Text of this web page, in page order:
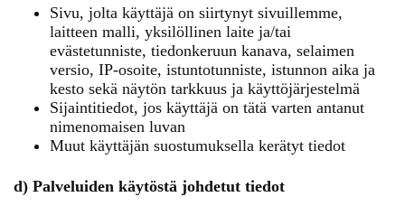
Sivu, jolta käyttäjä on siirtynyt sivuillemme,
laitteen malli, yksilöllinen laite ja/tai
evästetunniste, tiedonkeruun kanava, selaimen
versio, IP-osoite, istuntotunniste, istunnon aika ja
kesto sekä näytön tarkkuus ja käyttöjärjestelmä
Sijaintitiedot, jos käyttäjä on tätä varten antanut
nimenomaisen luvan
Muut käyttäjän suostumuksella kerätyt tiedot
d) Palveluiden käytöstä johdetut tiedot